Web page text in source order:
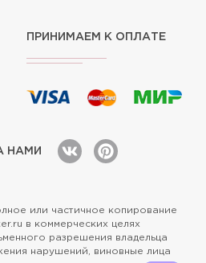
ПРИНИМАЕМ К ОПЛАТЕ
НАМИ
или частичное копирование
в коммерческих целях
разрешения владельца
нарушений, виновные лица